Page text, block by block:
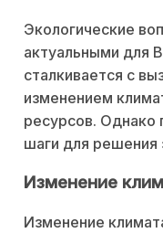
Экологические
актуальными для
сталкивается с
изменением
ресурсов. Однако
шаги для решения
Изменение
Изменение